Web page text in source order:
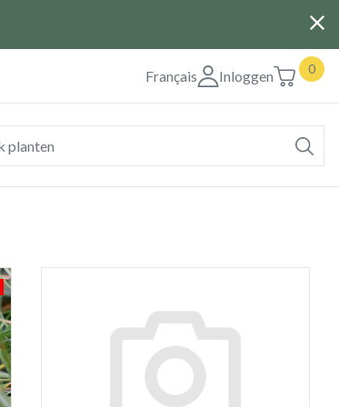
Français Inloggen 0